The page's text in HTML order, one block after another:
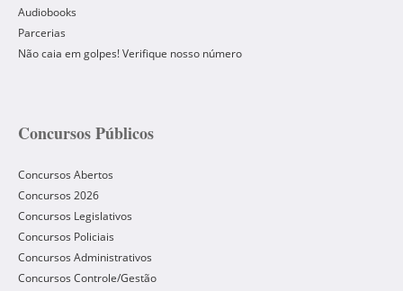
Audiobooks
Parcerias
Não caia em golpes! Verifique nosso número
Concursos Públicos
Concursos Abertos
Concursos 2026
Concursos Legislativos
Concursos Policiais
Concursos Administrativos
Concursos Controle/Gestão